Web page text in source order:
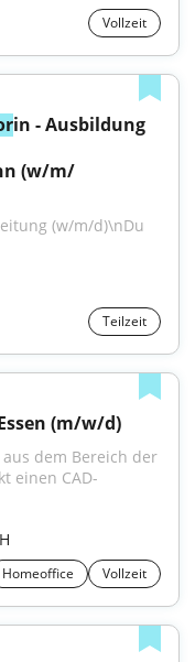
Vollzeit
in - Ausbildung
(w/m/
(w/m/d)\nDu
Teilzeit
(m/w/d)
dem Bereich der
einen CAD-
Homeoffice Vollzeit